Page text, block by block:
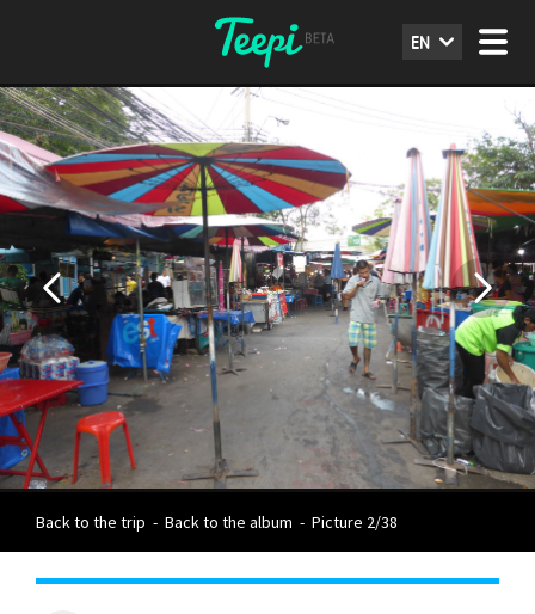
EN
Back to the trip - Back to the album - Picture 2/38